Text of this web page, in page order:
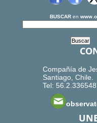
BUSCAR en
Compañía de
Santiago, Chile.
Tel: